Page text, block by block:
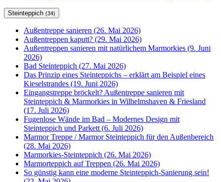
Steinteppich (34)
Außentreppe sanieren (26. Mai 2026)
Außentreppen kaputt? (29. Mai 2026)
Außentreppen sanieren mit natürlichem Marmorkies (9. Juni
2026)
Bad Steinteppich (27. Mai 2026)
Das Prinzip eines Steinteppichs – erklärt am Beispiel eines
Kieselstrandes (19. Juni 2026)
Eingangstreppe bröckelt? Außentreppe sanieren mit
Steinteppich & Marmorkies in Wilhelmshaven & Friesland
(17. Juli 2026)
Fugenlose Wände im Bad – Modernes Design mit
Steinteppich und Parkett (6. Juli 2026)
Marmor Treppe / Marmor Steinteppich für den Außenbereich
(28. Mai 2026)
Marmorkies-Steinteppich (26. Mai 2026)
Marmorteppich auf Treppen (26. Mai 2026)
So günstig kann eine moderne Steinteppich-Sanierung sein!